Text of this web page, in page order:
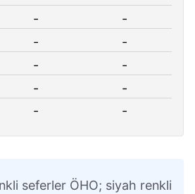
-
-
-
-
-
-
-
-
- -
seferler ÖHO; siyah renkli